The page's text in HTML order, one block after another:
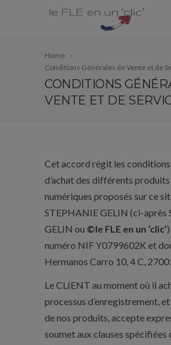
Home
Conditions Générales de Vente et de
CONDITIONS
VENTE ET DE
Cet accord régit les conditions
d’achat des différents
numériques proposés sur ce
STEPHANIE GELIN (ci-après
GELIN ou ©le FLE en un ‘clic’
numéro NIF Y0799602K et
Hermanos Carro 10, 4 C,
Le CLIENT au moment où il
processus d’enregistrement, et
de nos produits, accepte
soumet aux clauses spécifiées